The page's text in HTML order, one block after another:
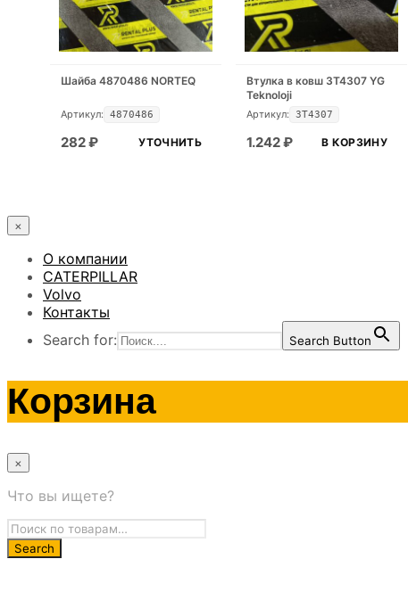
Шайба 4870486 NORTEQ
Артикул: 4870486
282₽ УТОЧНИТЬ
Втулка в ковш 3T4307 YG
Teknoloji
Артикул: 3T4307
1.242₽ В КОРЗИНУ
×
О компании
CATERPILLAR
Volvo
Контакты
Search for:
Search Button
Корзина
×
Что вы ищете?